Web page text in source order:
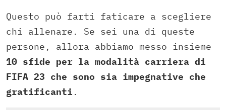
Questo può farti faticare a scegliere
chi allenare. Se sei una di queste
persone, allora abbiamo messo insieme
10 sfide per la modalità carriera di
FIFA 23 che sono sia impegnative che
gratificanti .